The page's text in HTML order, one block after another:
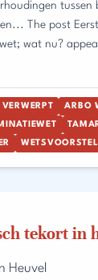
tussen
The post
wat nu?
VERWERPT ARBO
WETSVOORSTEL
tekort in
Heuvel